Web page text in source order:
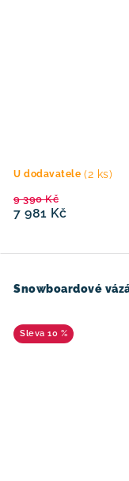
U dodavatele (2 ks)
7 981 Kč
9 390 Kč
Snowboardové
10 %